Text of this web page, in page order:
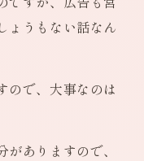
ょうもない話なん
ので、大事なのは
ありますので、